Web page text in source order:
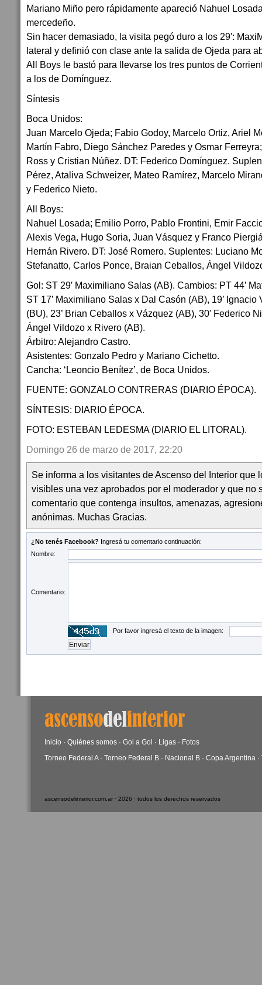
Mariano Miño pero rápidamente apareció Nahuel
mercedeño.
Sin hacer demasiado, la visita pegó duro a los 29′:
lateral y definió con clase ante la salida de Ojeda para
All Boys le bastó para llevarse los tres puntos de
a los de Domínguez.
Síntesis
Boca Unidos:
Juan Marcelo Ojeda; Fabio Godoy, Marcelo Ortiz, Ariel
Martín Fabro, Diego Sánchez Paredes y Osmar
Ross y Cristian Núñez. DT: Federico Domínguez.
Pérez, Ataliva Schweizer, Mateo Ramírez, Marcelo
y Federico Nieto.
All Boys:
Nahuel Losada; Emilio Porro, Pablo Frontini, Emir
Alexis Vega, Hugo Soria, Juan Vásquez y Franco
Hernán Rivero. DT: José Romero. Suplentes: Luciano
Stefanatto, Carlos Ponce, Braian Ceballos, Ángel
Gol: ST 29′ Maximiliano Salas (AB). Cambios: PT 44’
ST 17’ Maximiliano Salas x Dal Casón (AB), 19’
(BU), 23’ Brian Ceballos x Vázquez (AB), 30′ Federico
Ángel Vildozo x Rivero (AB).
Árbitro: Alejandro Castro.
Asistentes: Gonzalo Pedro y Mariano Cichetto.
Cancha: ‘Leoncio Benítez’, de Boca Unidos.
FUENTE: GONZALO CONTRERAS (DIARIO ÉPOCA).
SÍNTESIS: DIARIO ÉPOCA.
FOTO: ESTEBAN LEDESMA (DIARIO EL LITORAL).
Domingo 26 de marzo de 2017, 22:20
Se informa a los visitantes de Ascenso del Interior que
visibles una vez aprobados por el moderador y que no
comentario que contenga insultos, amenazas,
anónimas. Muchas Gracias.
¿No tenés Facebook? Ingresá tu comentario continuación:
Nombre:
Comentario:
Por favor ingresá el texto de la imagen:
Inicio · Quiénes somos · Gol a Gol · Ligas · Fotos
Torneo Federal A· Torneo Federal B · Nacional B · Copa Argentina ·
ascensodelinterior.com.ar · 2026 · todos los derechos reservados